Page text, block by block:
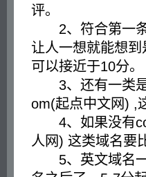
评。
2、符合第一条
让人一想就能想
可以接近于10分。
3、还有一类
om(起点中文网) ,
4、如果没有
人网) 这类域名要
5、英文域名一